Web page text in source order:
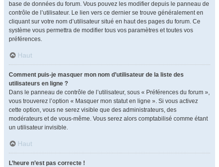
base de données du forum. Vous pouvez les modifier depuis le panneau de
contrôle de l’utilisateur. Le lien vers ce dernier se trouve généralement en
cliquant sur votre nom d’utilisateur situé en haut des pages du forum. Ce
système vous permettra de modifier tous vos paramètres et toutes vos
préférences.
Haut
Comment puis-je masquer mon nom d’utilisateur de la liste des
utilisateurs en ligne ?
Dans le panneau de contrôle de l’utilisateur, sous « Préférences du forum »,
vous trouverez l’option « Masquer mon statut en ligne ». Si vous activez
cette option, vous ne serez visible que des administrateurs, des
modérateurs et de vous-même. Vous serez alors comptabilisé comme étant
un utilisateur invisible.
Haut
L’heure n’est pas correcte !